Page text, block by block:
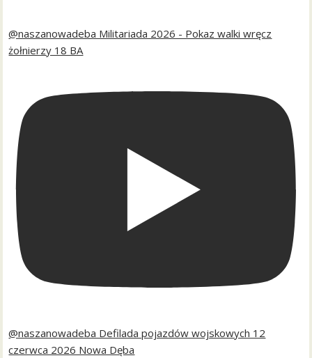
@naszanowadeba Militariada 2026 - Pokaz walki wręcz
żołnierzy 18 BA
@naszanowadeba Defilada pojazdów wojskowych 12
czerwca 2026 Nowa Dęba